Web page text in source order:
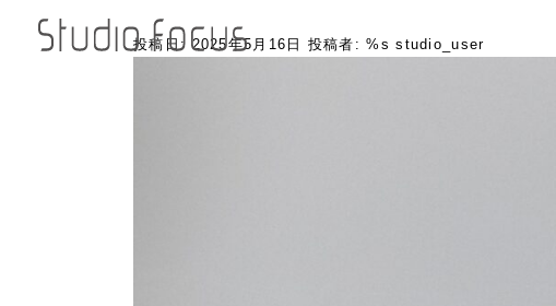
投稿日:2025年5月16日 投稿者: %s studio_user